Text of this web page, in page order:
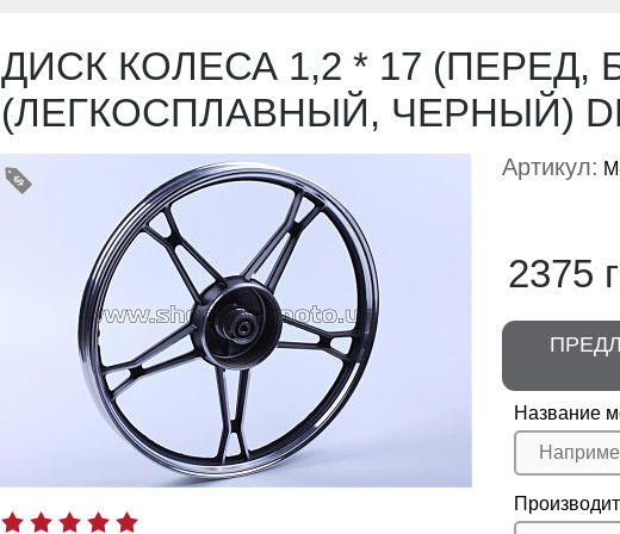
ДИСК КОЛЕСА 1,2 * 17 (ПЕРЕД,
(ЛЕГКОСПЛАВНЫЙ, ЧЕРНЫЙ)
Артикул:
2375
Название